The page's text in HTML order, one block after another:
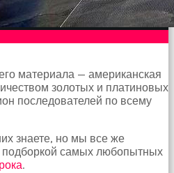
материала — американская
золотых и платиновых
последователей по всему
знаете, но мы все же
подборкой самых любопытных
.